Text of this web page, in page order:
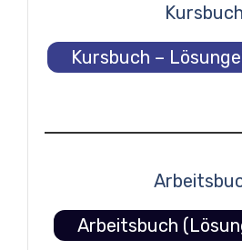
Kursbuch
Kursbuch –
Arbeitsbuch